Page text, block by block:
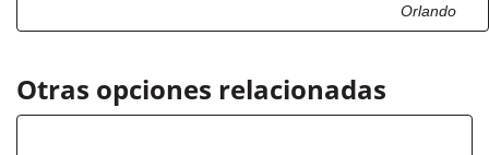
Orlando
Otras opciones relacionadas